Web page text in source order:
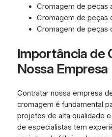
Cromagem de peças
Cromagem de peças
Cromagem de peças
Importância de
Nossa Empresa
Contratar nossa empresa
cromagem é fundamental
projetos de alta qualidade
de especialistas tem